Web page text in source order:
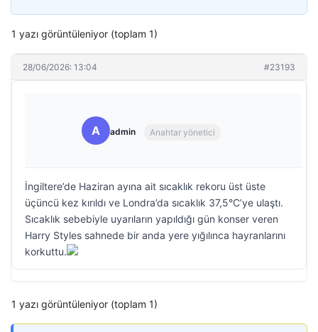
1 yazı görüntüleniyor (toplam 1)
28/06/2026: 13:04 #23193
A admin Anahtar yönetici
İngiltere’de Haziran ayına ait sıcaklık rekoru üst üste
üçüncü kez kırıldı ve Londra’da sıcaklık 37,5°C’ye ulaştı.
Sıcaklık sebebiyle uyarıların yapıldığı gün konser veren
Harry Styles sahnede bir anda yere yığılınca hayranlarını
korkuttu.
1 yazı görüntüleniyor (toplam 1)